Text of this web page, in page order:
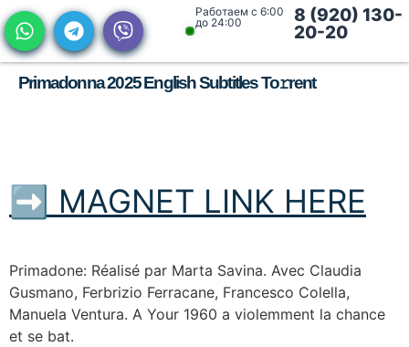
Работаем с 6:00
до 24:00
8 (920) 130-
20-20
Primadonna 2025 English Subtitles To𝚛rent
➡ MAGNET LINK HERE
Primadone: Réalisé par Marta Savina. Avec Claudia
Gusmano, Ferbrizio Ferracane, Francesco Colella,
Manuela Ventura. A Your 1960 a violemment la chance
et se bat.